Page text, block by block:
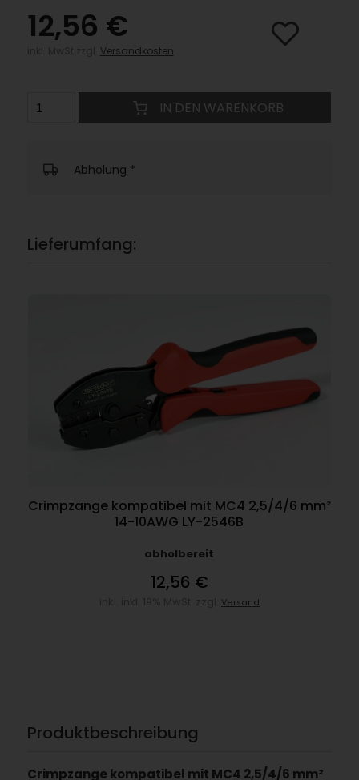
12,56 €
Versandkosten
IN DEN WARENKORB
Abholung *
Lieferumfang:
Crimpzange kompatibel mit MC4 2,5/4/6 mm²
14-10AWG LY-2546B
abholbereit
12,56 €
Versand
Produktbeschreibung
Crimpzange kompatibel mit MC4 2,5/4/6 mm²